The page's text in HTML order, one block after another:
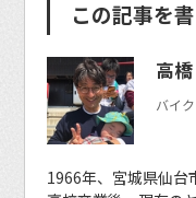
この記事を
高
バイ
1966年、宮城県仙台